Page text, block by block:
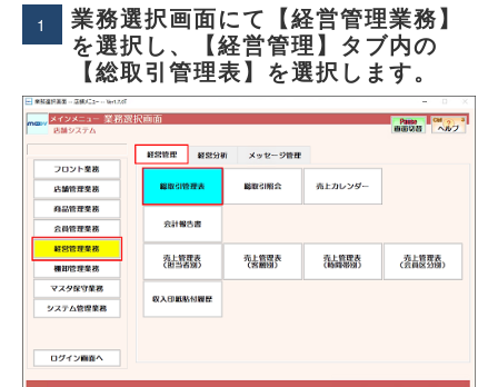
1
業務選択画面にて【経営管理業務】
を選択し、【経営管理】タブ内の
【総取引管理表】を選択します。